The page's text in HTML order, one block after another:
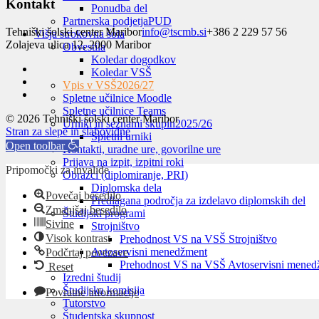
Ponudba del
Partnerska podjetjaPUD
Višja strokovna šola
Obvestila
Koledar dogodkov
Koledar VSŠ
Vpis v VSŠ2026/27
Spletne učilnice Moodle
Spletne učilnice Teams
Urniki in seznami skupin2025/26
Spletni urniki
Kontakti, uradne ure, govorilne ure
Prijava na izpit, izpitni roki
Obrazci (diplomiranje, PRI)
Diplomska dela
Predlagana področja za izdelavo diplomskih del
Študijski programi
Strojništvo
Prehodnost VS na VSŠ Strojništvo
Avtoservisni menedžment
Prehodnost VS na VSŠ Avtoservisni
Izredni študij
Študijska komisija
Tutorstvo
Študentska skupnost
Kontakt
Tehniški šolski center Mariborinfo@tscmb.si+386 2 229 57 56
Zolajeva ulica 12, 2000 Maribor
© 2026 Tehniški šolski center Maribor
Stran za slepe in slabovidne
Open toolbar
Pripomočki za invalide
Povečaj besedilo
Zmanjšaj besedilo
Sivine
Visok kontrast
Podčrtaj povezave
Reset
Povratne informacije